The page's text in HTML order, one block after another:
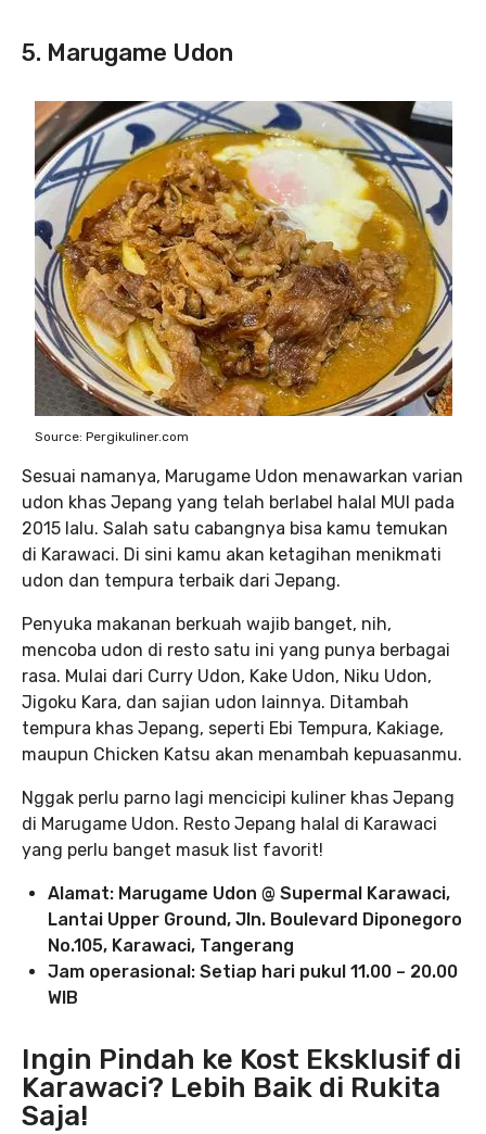
5. Marugame Udon
Source: Pergikuliner.com
Sesuai namanya, Marugame Udon menawarkan varian
udon khas Jepang yang telah berlabel halal MUI pada
2015 lalu. Salah satu cabangnya bisa kamu temukan
di Karawaci. Di sini kamu akan ketagihan menikmati
udon dan tempura terbaik dari Jepang.
Penyuka makanan berkuah wajib banget, nih,
mencoba udon di resto satu ini yang punya berbagai
rasa. Mulai dari Curry Udon, Kake Udon, Niku Udon,
Jigoku Kara, dan sajian udon lainnya. Ditambah
tempura khas Jepang, seperti Ebi Tempura, Kakiage,
maupun Chicken Katsu akan menambah kepuasanmu.
Nggak perlu parno lagi mencicipi kuliner khas Jepang
di Marugame Udon. Resto Jepang halal di Karawaci
yang perlu banget masuk list favorit!
Alamat: Marugame Udon @ Supermal Karawaci,
Lantai Upper Ground, Jln. Boulevard Diponegoro
No.105, Karawaci, Tangerang
Jam operasional: Setiap hari pukul 11.00 – 20.00
WIB
Ingin Pindah ke Kost Eksklusif di
Karawaci? Lebih Baik di Rukita
Saja!